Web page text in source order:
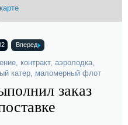
Вперед
, контракт, аэролодка,
катер, маломерный флот
заказ